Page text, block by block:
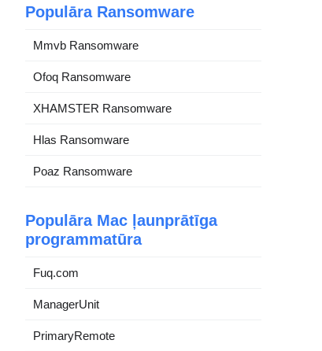
Populāra Ransomware
Mmvb Ransomware
Ofoq Ransomware
XHAMSTER Ransomware
Hlas Ransomware
Poaz Ransomware
Populāra Mac ļaunprātīga
programmatūra
Fuq.com
ManagerUnit
PrimaryRemote